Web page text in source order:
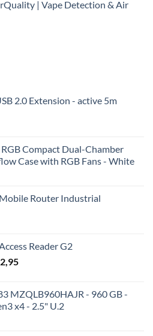
| Vape Detection & Air
2.0 Extension - active 5m
Compact Dual-Chamber
Case with RGB Fans - White
Router Industrial
Reader G2
Prijsklasse:
€ 142,95
MZQLB960HAJR - 960 GB -
x4 - 2.5" U.2